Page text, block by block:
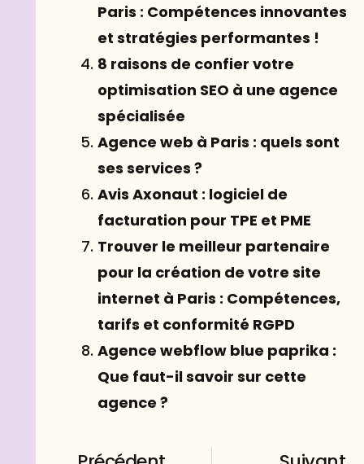
Paris : Compétences innovantes
et stratégies performantes !
8 raisons de confier votre
optimisation SEO à une agence
spécialisée
Agence web à Paris : quels sont
ses services ?
Avis Axonaut : logiciel de
facturation pour TPE et PME
Trouver le meilleur partenaire
pour la création de votre site
internet à Paris : Compétences,
tarifs et conformité RGPD
Agence webflow blue paprika :
Que faut-il savoir sur cette
agence ?